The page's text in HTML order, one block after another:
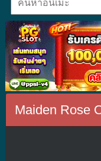
Maiden Rose